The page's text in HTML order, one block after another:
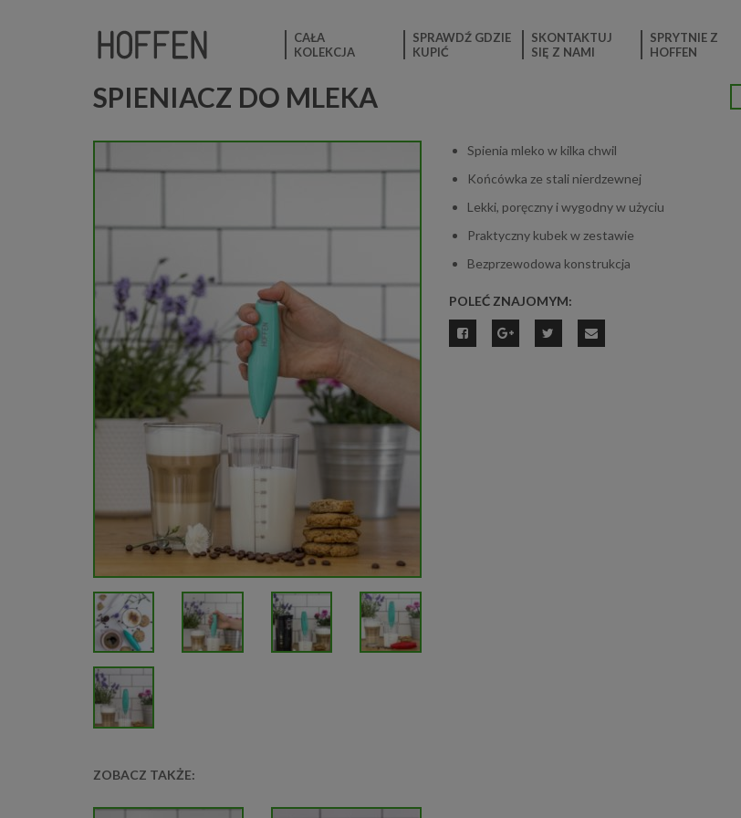
CAŁA
KOLEKCJA
SPRAWDŹ GDZIE
KUPIĆ
SKONTAKTUJ
SIĘ Z NAMI
SPRYTNIE Z
HOFFEN
SPIENIACZ DO MLEKA
Spienia mleko w kilka chwil
Końcówka ze stali nierdzewnej
Lekki, poręczny i wygodny w użyciu
Praktyczny kubek w zestawie
Bezprzewodowa konstrukcja
POLEĆ ZNAJOMYM:
ZOBACZ TAKŻE: